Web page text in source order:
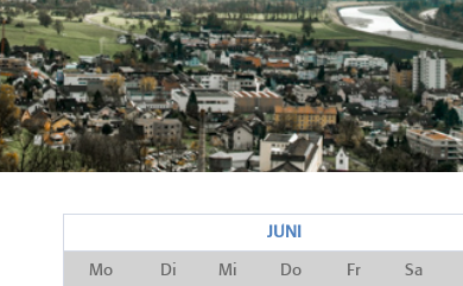
JUNI
Mo Di Mi Do Fr Sa